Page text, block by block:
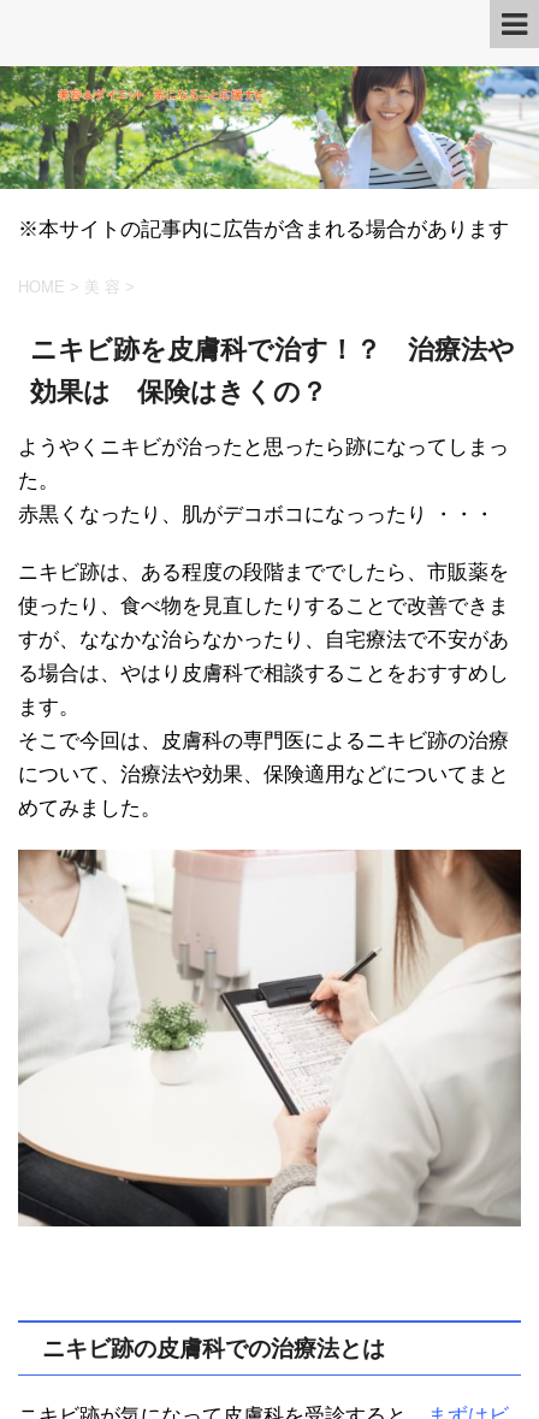
※本サイトの記事内に広告が含まれる場合があります
HOME > 美 容 >
ニキビ跡を皮膚科で治す！？ 治療法や
効果は 保険はきくの？
ようやくニキビが治ったと思ったら跡になってしまっ
た。
赤黒くなったり、肌がデコボコになっったり ・・・
ニキビ跡は、ある程度の段階まででしたら、市販薬を
使ったり、食べ物を見直したりすることで改善できま
すが、ななかな治らなかったり、自宅療法で不安があ
る場合は、やはり皮膚科で相談することをおすすめし
ます。
そこで今回は、皮膚科の専門医によるニキビ跡の治療
について、治療法や効果、保険適用などについてまと
めてみました。
ニキビ跡の皮膚科での治療法とは